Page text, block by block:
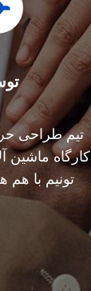
تیم طراحی
کارگاه ماشین
تونیم با هم
محصولاتی که